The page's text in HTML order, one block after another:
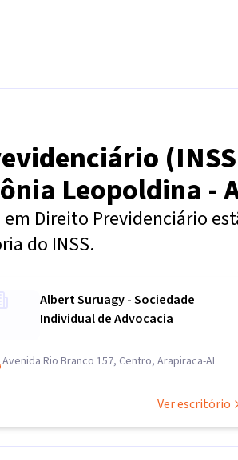
Leopoldina -
Direito Previdenciário
do INSS.
Albert Suruagy - Sociedade
Individual de Advocacia
Avenida Rio Branco 157, Centro, Arapiraca-AL
Ver escritório